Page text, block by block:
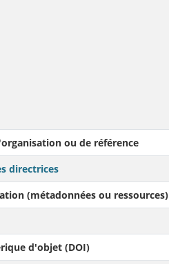
ou de référence
directrices
(métadonnées ou ressources)
d'objet (DOI)